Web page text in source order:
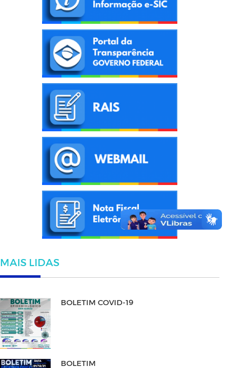
MAIS LIDAS
BOLETIM COVID-19
BOLETIM